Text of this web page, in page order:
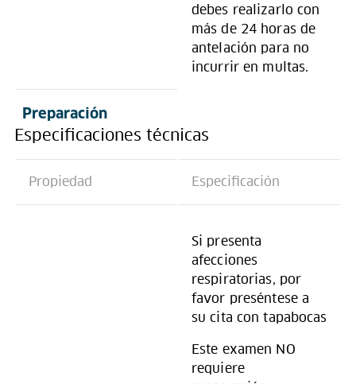
debes realizarlo con
más de 24 horas de
antelación para no
incurrir en multas.
Preparación
Especificaciones técnicas
Propiedad Especificación
Si presenta
afecciones
respiratorias, por
favor preséntese a
su cita con tapabocas
Este examen NO
requiere